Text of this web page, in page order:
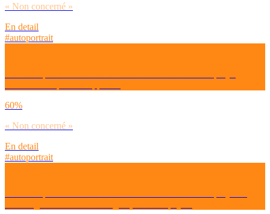
« Non concerné »
En detail
#autoportrait
60%
« Non concerné »
En detail
#autoportrait